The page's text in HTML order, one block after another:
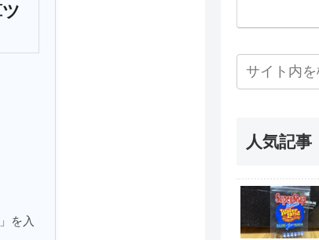
を入
人気記事